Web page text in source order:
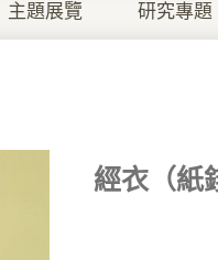
主題展覽 研究專題
經衣（紙